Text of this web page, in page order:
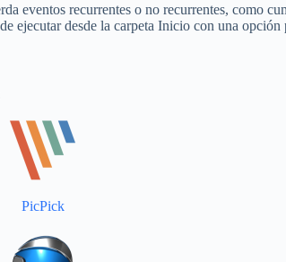
eventos recurrentes o no recurrentes, como
ejecutar desde la carpeta Inicio con una opción
PicPick